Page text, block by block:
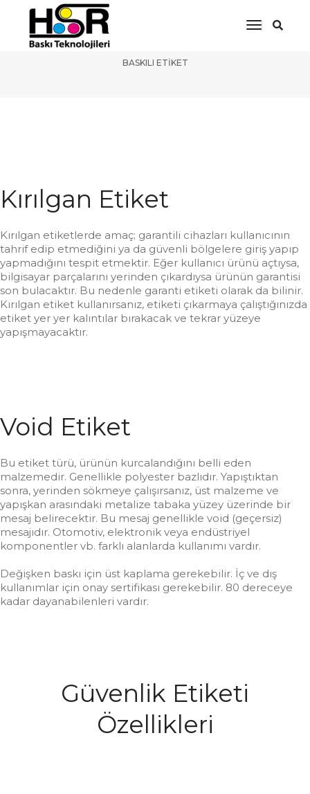
Toggle
Güvenlik Etiketleri
BASKILI ETIKET
Kırılgan Etiket
Kırılgan etiketlerde amaç; garantili cihazları kullanıcının
tahrif edip etmediğini ya da güvenli bölgelere giriş yapıp
yapmadığını tespit etmektir. Eğer kullanıcı ürünü açtıysa,
bilgisayar parçalarını yerinden çıkardıysa ürünün garantisi
son bulacaktır. Bu nedenle garanti etiketi olarak da bilinir.
Kırılgan etiket kullanırsanız, etiketi çıkarmaya çalıştığınızda
etiket yer yer kalıntılar bırakacak ve tekrar yüzeye
yapışmayacaktır.
Void Etiket
Bu etiket türü, ürünün kurcalandığını belli eden
malzemedir. Genellikle polyester bazlıdır. Yapıştıktan
sonra, yerinden sökmeye çalışırsanız, üst malzeme ve
yapışkan arasındaki metalize tabaka yüzey üzerinde bir
mesaj belirecektir. Bu mesaj genellikle void (geçersiz)
mesajıdır. Otomotiv, elektronik veya endüstriyel
komponentler vb. farklı alanlarda kullanımı vardır.
Değişken baskı için üst kaplama gerekebilir. İç ve dış
kullanımlar için onay sertifikası gerekebilir. 80 dereceye
kadar dayanabilenleri vardır.
Güvenlik Etiketi
Özellikleri